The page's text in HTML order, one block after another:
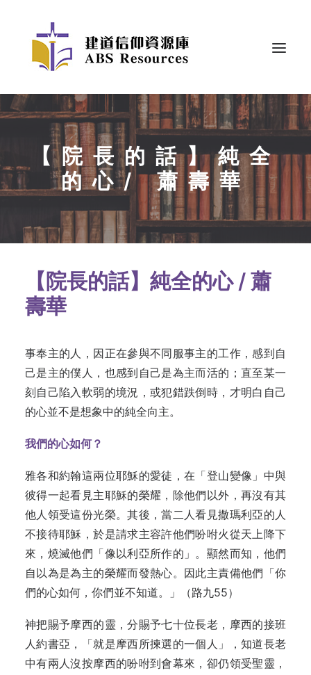
【院長的話】純全
的心/ 蕭壽華
【院長的話】純全的心 / 蕭
壽華
事奉主的人，因正在參與不同服事主的工作，感到自
己是主的僕人，也感到自己是為主而活的；直至某一
刻自己陷入軟弱的境況，或犯錯跌倒時，才明白自己
的心並不是想象中的純全向主。
我們的心如何？
雅各和約翰這兩位耶穌的愛徒，在「登山變像」中與
彼得一起看見主耶穌的榮耀，除他們以外，再沒有其
他人領受這份光榮。其後，當二人看見撒瑪利亞的人
不接待耶穌，於是請求主容許他們吩咐火從天上降下
來，燒滅他們「像以利亞所作的」。顯然而知，他們
自以為是為主的榮耀而發熱心。因此主責備他們「你
們的心如何，你們並不知道。」（路九55）
神把賜予摩西的靈，分賜予七十位長老，摩西的接班
人約書亞，「就是摩西所揀選的一個人」，知道長老
中有兩人沒按摩西的吩咐到會幕來，卻仍領受聖靈，